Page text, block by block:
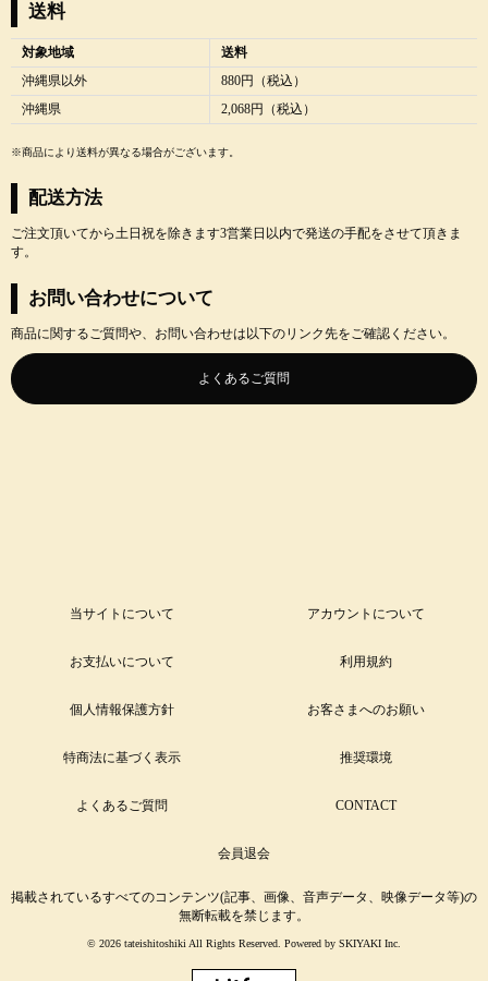
送料
対象地域
送料
沖縄県以外
880円（税込）
沖縄県
2,068円（税込）
※商品により送料が異なる場合がございます。
配送方法
ご注文頂いてから土日祝を除きます3営業日以内で発送の手配をさせて頂きま
す。
お問い合わせについて
商品に関するご質問や、お問い合わせは以下のリンク先をご確認ください。
よくあるご質問
当サイトについて アカウントについて
お支払いについて 利用規約
個人情報保護方針 お客さまへのお願い
特商法に基づく表示 推奨環境
よくあるご質問 CONTACT
会員退会
掲載されているすべてのコンテンツ(記事、画像、音声データ、映像データ等)の
無断転載を禁じます。
© 2026 tateishitoshiki All Rights Reserved. Powered by SKIYAKI Inc.